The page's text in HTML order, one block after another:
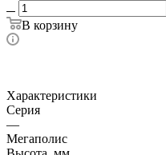
В корзину
Характеристики
Серия
—
Мегаполис